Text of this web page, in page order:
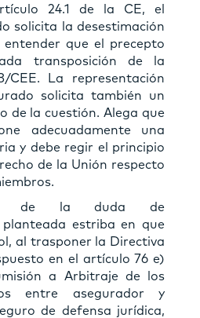
24.1 de la CE, el
solicita la desestimación
que el precepto
transposición de la
CEE. La representación
solicita también un
de la cuestión. Alega que
adecuadamente una
y debe regir el principio
de la Unión respecto
de la duda de
estriba en que
al trasponer la Directiva
en el artículo 76 e)
a Arbitraje de los
entre asegurador y
de defensa jurídica,